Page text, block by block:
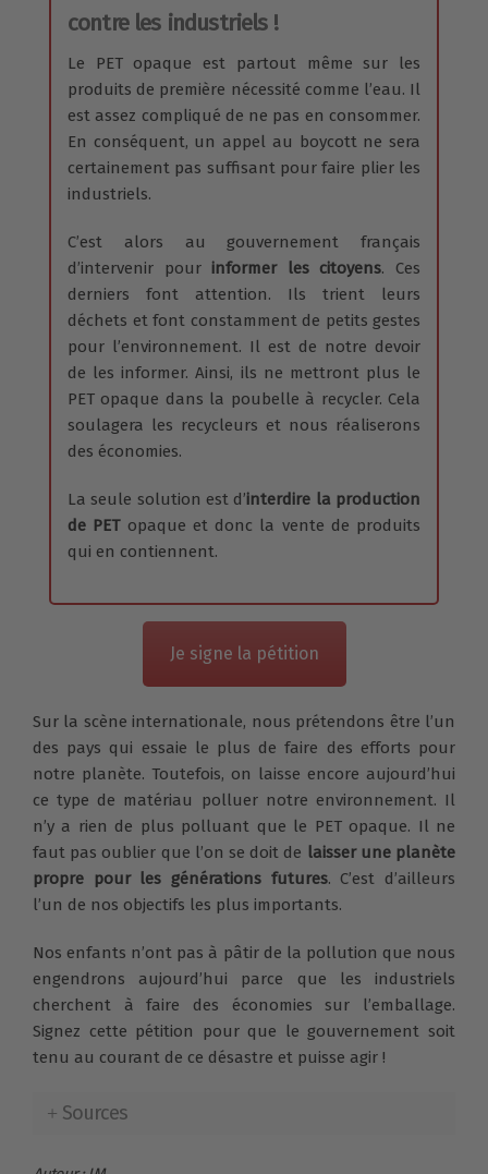
contre les industriels !
Le PET opaque est partout même sur les
produits de première nécessité comme l’eau. Il
est assez compliqué de ne pas en consommer.
En conséquent, un appel au boycott ne sera
certainement pas suffisant pour faire plier les
industriels.
C’est alors au gouvernement français
d’intervenir pourinformer les citoyens. Ces
derniers font attention. Ils trient leurs
déchets et font constamment de petits gestes
pour l’environnement. Il est de notre devoir
de les informer. Ainsi, ils ne mettront plus le
PET opaque dans la poubelle à recycler. Cela
soulagera les recycleurs et nous réaliserons
des économies.
La seule solution est d’interdire la production
de PETopaque et donc la vente de produits
qui en contiennent.
Je signe la pétition
Sur la scène internationale, nous prétendons être l’un
des pays qui essaie le plus de faire des efforts pour
notre planète. Toutefois, on laisse encore aujourd’hui
ce type de matériau polluer notre environnement. Il
n’y a rien de plus polluant que le PET opaque. Il ne
faut pas oublier que l’on se doit de laisser une planète
propre pour les générations futures. C’est d’ailleurs
l’un de nos objectifs les plus importants.
Nos enfants n’ont pas à pâtir de la pollution que nous
engendrons aujourd’hui parce que les industriels
cherchent à faire des économies sur l’emballage.
Signez cette pétition pour que le gouvernement soit
tenu au courant de ce désastre et puisse agir !
Sources